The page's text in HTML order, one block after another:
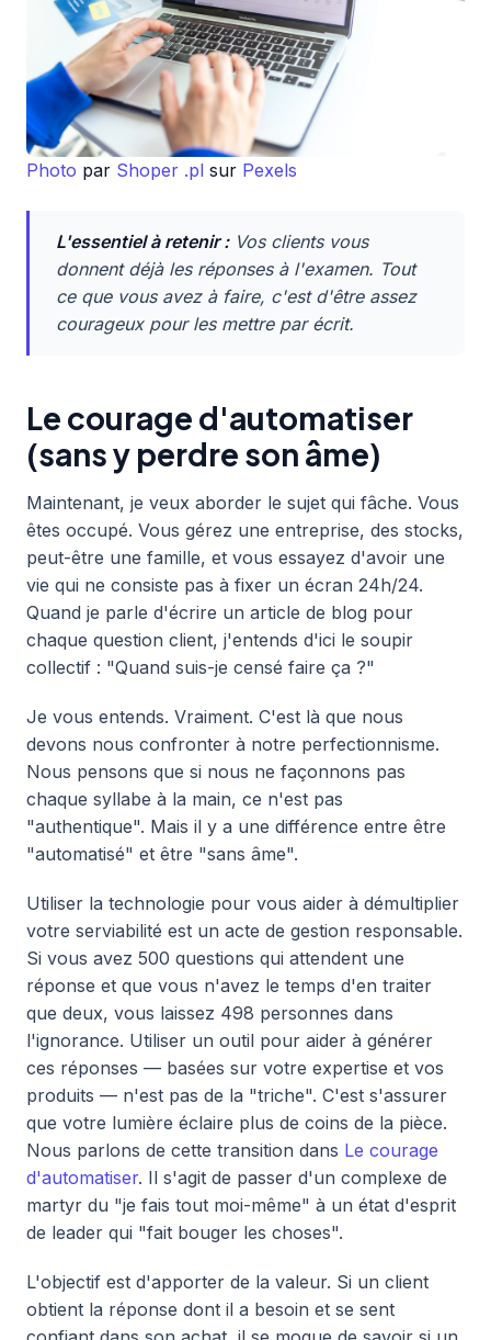
Photo par Shoper .pl sur Pexels
L'essentiel à retenir :Vos clients vous
donnent déjà les réponses à l'examen. Tout
ce que vous avez à faire, c'est d'être assez
courageux pour les mettre par écrit.
Le courage d'automatiser
(sans y perdre son âme)
Maintenant, je veux aborder le sujet qui fâche. Vous
êtes occupé. Vous gérez une entreprise, des stocks,
peut-être une famille, et vous essayez d'avoir une
vie qui ne consiste pas à fixer un écran 24h/24.
Quand je parle d'écrire un article de blog pour
chaque question client, j'entends d'ici le soupir
collectif : "Quand suis-je censé faire ça ?"
Je vous entends. Vraiment. C'est là que nous
devons nous confronter à notre perfectionnisme.
Nous pensons que si nous ne façonnons pas
chaque syllabe à la main, ce n'est pas
"authentique". Mais il y a une différence entre être
"automatisé" et être "sans âme".
Utiliser la technologie pour vous aider à démultiplier
votre serviabilité est un acte de gestion responsable.
Si vous avez 500 questions qui attendent une
réponse et que vous n'avez le temps d'en traiter
que deux, vous laissez 498 personnes dans
l'ignorance. Utiliser un outil pour aider à générer
ces réponses — basées sur votre expertise et vos
produits — n'est pas de la "triche". C'est s'assurer
que votre lumière éclaire plus de coins de la pièce.
Nous parlons de cette transition dans Le courage
d'automatiser. Il s'agit de passer d'un complexe de
martyr du "je fais tout moi-même" à un état d'esprit
de leader qui "fait bouger les choses".
L'objectif est d'apporter de la valeur. Si un client
obtient la réponse dont il a besoin et se sent